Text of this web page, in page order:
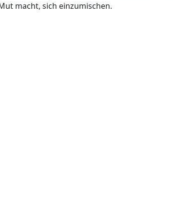
macht, sich einzumischen.